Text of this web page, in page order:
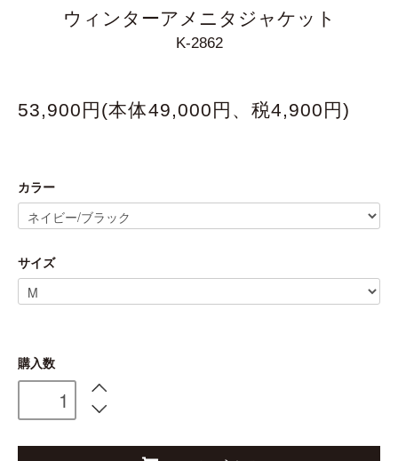
ウィンターアメニタジャケット
K-2862
53,900円(本体49,000円、税4,900円)
カラー
サイズ
購入数